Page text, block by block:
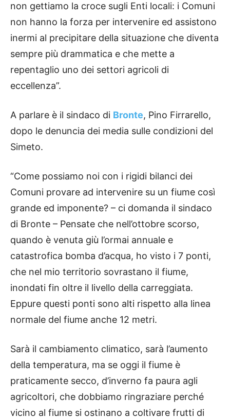
non gettiamo la croce sugli Enti locali: i Comuni
non hanno la forza per intervenire ed assistono
inermi al precipitare della situazione che diventa
sempre più drammatica e che mette a
repentaglio uno dei settori agricoli di
eccellenza”.
A parlare è il sindaco di Bronte, Pino Firrarello,
dopo le denuncia dei media sulle condizioni del
Simeto.
“Come possiamo noi con i rigidi bilanci dei
Comuni provare ad intervenire su un fiume così
grande ed imponente? – ci domanda il sindaco
di Bronte – Pensate che nell’ottobre scorso,
quando è venuta giù l’ormai annuale e
catastrofica bomba d’acqua, ho visto i 7 ponti,
che nel mio territorio sovrastano il fiume,
inondati fin oltre il livello della carreggiata.
Eppure questi ponti sono alti rispetto alla linea
normale del fiume anche 12 metri.
Sarà il cambiamento climatico, sarà l’aumento
della temperatura, ma se oggi il fiume è
praticamente secco, d’inverno fa paura agli
agricoltori, che dobbiamo ringraziare perché
vicino al fiume si ostinano a coltivare frutti di